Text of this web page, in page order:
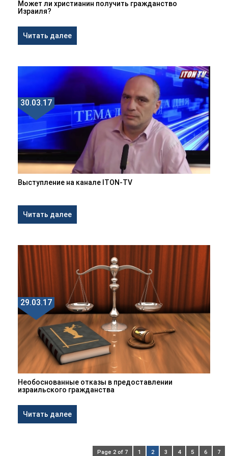
Может ли христианин получить гражданство
Израиля?
Читать далее
30.03.17
Выступление на канале ITON-TV
Читать далее
29.03.17
Необоснованные отказы в предоставлении
израильского гражданства
Читать далее
Page 2 of 7 1 2 3 4 5 6 7